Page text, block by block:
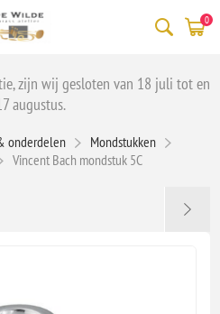
0
zijn wij gesloten van 18 juli tot en
augustus.
onderdelen
Mondstukken
Vincent Bach mondstuk 5C